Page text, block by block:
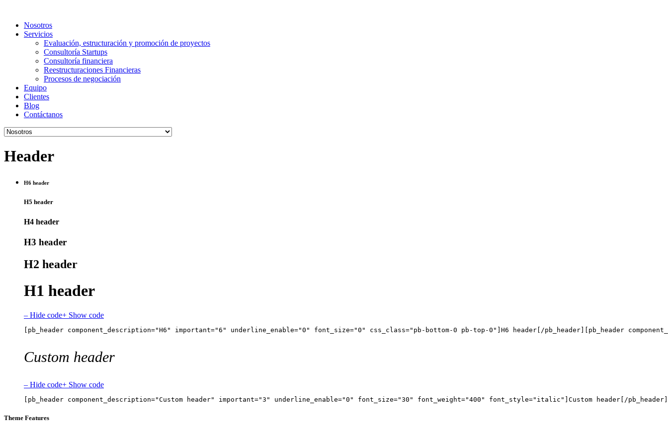
Nosotros
Servicios
Evaluación, estructuración y promoción de proyectos
Consultoría Startups
Consultoría financiera
Reestructuraciones Financieras
Procesos de negociación
Equipo
Clientes
Blog
Contáctanos
Header
H6 header
H5 header
H4 header
H3 header
H2 header
H1 header
– Hide code+ Show code
[pb_header component_description="H6" important="6" underline_enable="0" font_size="0" css_class="pb-bottom-0 pb-top-0"]H6 header[/pb_header][pb_header
Custom header
– Hide code+ Show code
[pb_header component_description="Custom header" important="3" underline_enable="0" font_size="30" font_weight="400" font_style="italic"]Custom header[/pb_header]
Theme Features